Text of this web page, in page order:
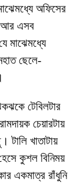
অফিসের
আর এসব
মাঝেমধ্যে
ছেলে-
টেবিলটার
চেয়ারটায়
খাতাটায়
কুশল বিনিময়
একমাত্র রাঁধুনি